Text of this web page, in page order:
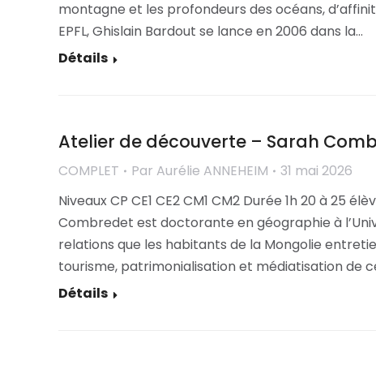
montagne et les profondeurs des océans,
EPFL, Ghislain Bardout se lance en 2006 dans la…
Détails
Atelier de découverte – Sarah
COMPLET Par Aurélie ANNEHEIM
31 mai 2026
Niveaux CP CE1 CE2 CM1 CM2 Durée 1h 20 à 25
Combredet est doctorante en géographie à
relations que les habitants de la Mongolie
tourisme, patrimonialisation et médiatisation de
Détails